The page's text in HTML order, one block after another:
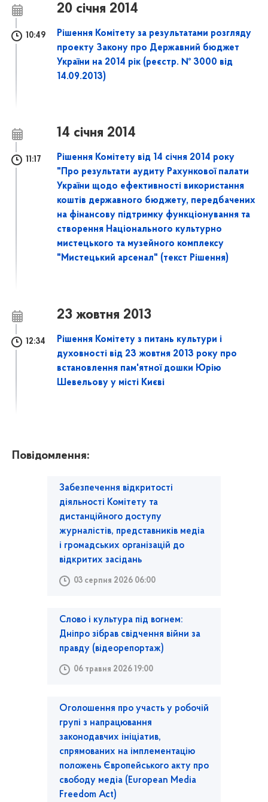
20 січня 2014
10:49
Рішення Комітету за результатами розгляду
проекту Закону про Державний бюджет
України на 2014 рік (реєстр. № 3000 від
14.09.2013)
14 січня 2014
11:17
Рішення Комітету від 14 січня 2014 року
"Про результати аудиту Рахункової палати
України щодо ефективності використання
коштів державного бюджету, передбачених
на фінансову підтримку функціонування та
створення Національного культурно
мистецького та музейного комплексу
"Мистецький арсенал" (текст Рішення)
23 жовтня 2013
12:34
Рішення Комітету з питань культури і
духовності від 23 жовтня 2013 року про
встановлення пам'ятної дошки Юрію
Шевельову у місті Києві
Повідомлення:
Забезпечення відкритості
діяльності Комітету та
дистанційного доступу
журналістів, представників медіа
і громадських організацій до
відкритих засідань
03 серпня 2026 06:00
Слово і культура під вогнем:
Дніпро зібрав свідчення війни за
правду (відеорепортаж)
06 травня 2026 19:00
Оголошення про участь у робочій
групі з напрацювання
законодавчих ініціатив,
спрямованих на імплементацію
положень Європейського акту про
свободу медіа (European Media
Freedom Act)